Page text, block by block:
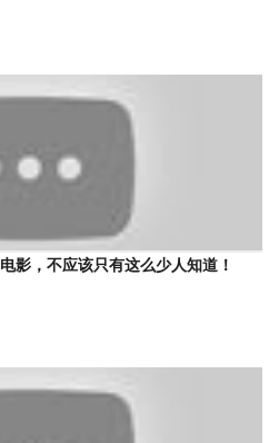
影，不应该只有这么少人知道！